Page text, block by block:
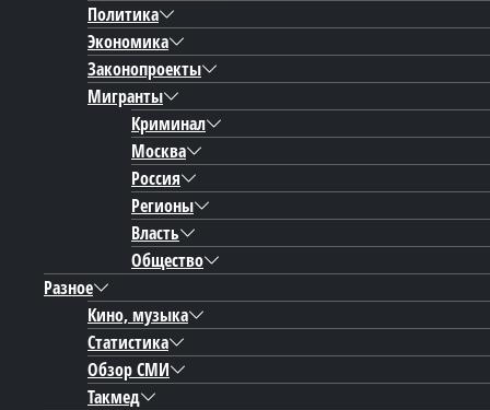
Политика
Экономика
Законопроекты
Мигранты
Криминал
Москва
Россия
Регионы
Власть
Общество
Разное
Кино, музыка
Статистика
Обзор СМИ
Такмед